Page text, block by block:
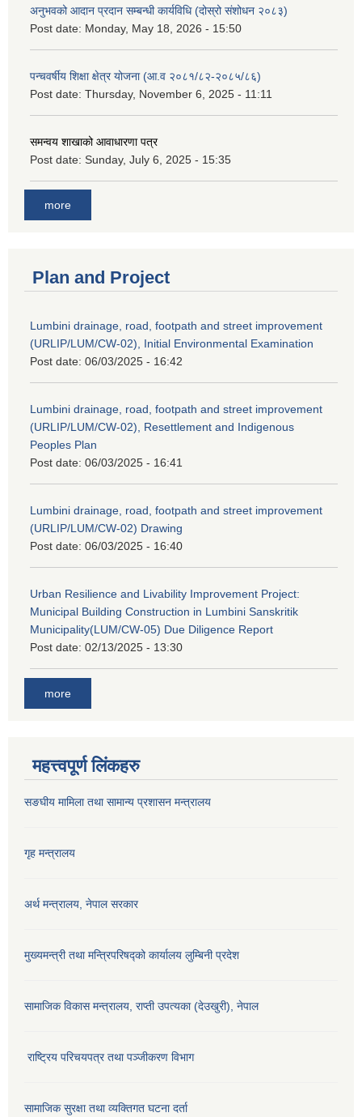
अनुभवको आदान प्रदान सम्बन्धी कार्यविधि (दोस्रो संशोधन २०८३)
Post date: Monday, May 18, 2026 - 15:50
पन्चवर्षीय शिक्षा क्षेत्र योजना (आ.व २०८१/८२-२०८५/८६)
Post date: Thursday, November 6, 2025 - 11:11
समन्वय शाखाको आवाधारणा पत्र
Post date: Sunday, July 6, 2025 - 15:35
more
Plan and Project
Lumbini drainage, road, footpath and street improvement
(URLIP/LUM/CW-02), Initial Environmental Examination
Post date: 06/03/2025 - 16:42
Lumbini drainage, road, footpath and street improvement
(URLIP/LUM/CW-02), Resettlement and Indigenous
Peoples Plan
Post date: 06/03/2025 - 16:41
Lumbini drainage, road, footpath and street improvement
(URLIP/LUM/CW-02) Drawing
Post date: 06/03/2025 - 16:40
Urban Resilience and Livability Improvement Project:
Municipal Building Construction in Lumbini Sanskritik
Municipality(LUM/CW-05) Due Diligence Report
Post date: 02/13/2025 - 13:30
more
महत्त्वपूर्ण लिंकहरु
सङघीय मामिला तथा सामान्य प्रशासन मन्‍त्रालय
गृह मन्त्रालय
अर्थ मन्त्रालय, नेपाल सरकार
मुख्यमन्त्री तथा मन्त्रिपरिषद्को कार्यालय लुम्बिनी प्रदेश
सामाजिक विकास मन्‍‍त्रालय, राप्ती उपत्यका (देउखुरी), नेपाल
राष्ट्रिय परिचयपत्र तथा पञ्जीकरण विभाग
सामाजिक सुरक्षा तथा व्यक्तिगत घटना दर्ता